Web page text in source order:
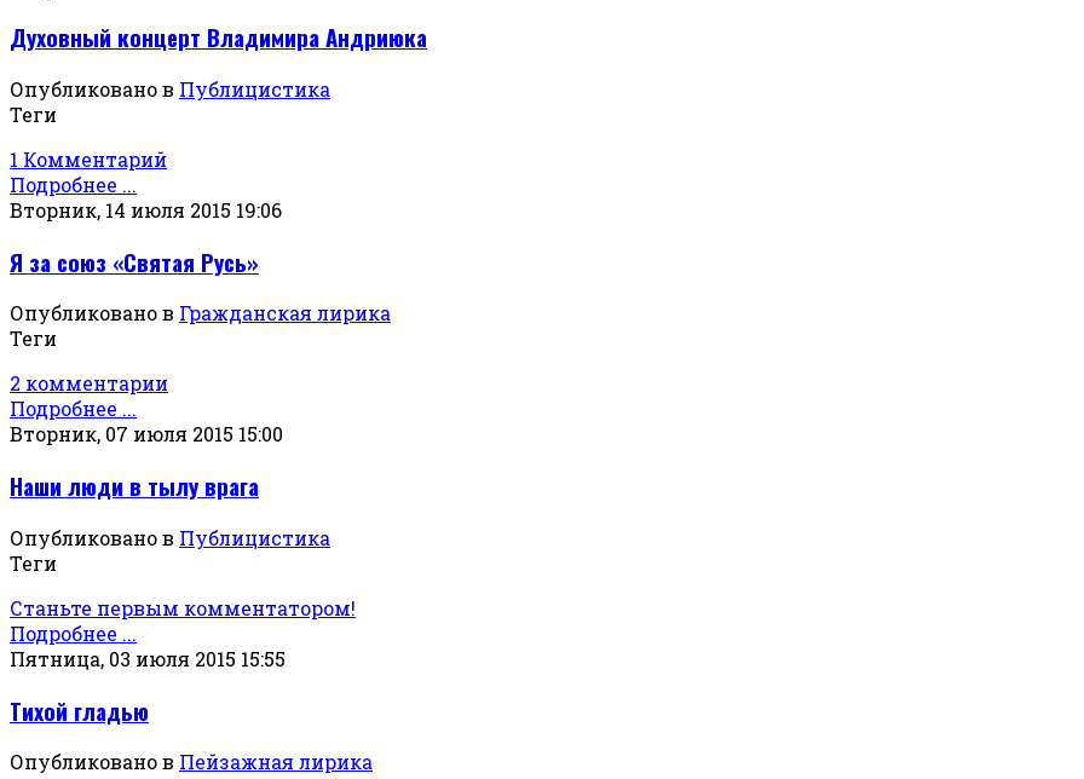
Духовный концерт Владимира Андриюка
Опубликовано в Публицистика
Теги
1 Комментарий
Подробнее ...
Вторник, 14 июля 2015 19:06
Я за союз «Святая Русь»
Опубликовано в Гражданская лирика
Теги
2 комментарии
Подробнее ...
Вторник, 07 июля 2015 15:00
Наши люди в тылу врага
Опубликовано в Публицистика
Теги
Станьте первым комментатором!
Подробнее ...
Пятница, 03 июля 2015 15:55
Тихой гладью
Опубликовано в Пейзажная лирика